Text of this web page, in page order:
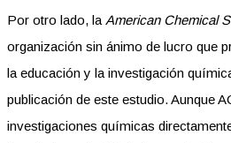
Por otro lado, la American Chemical
organización sin ánimo de lucro que
la educación y la investigación
publicación de este estudio. Aunque
investigaciones químicas